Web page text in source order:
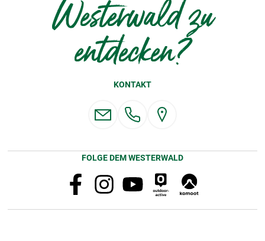
Westerwald zu
entdecken?
KONTAKT
FOLGE DEM WESTERWALD